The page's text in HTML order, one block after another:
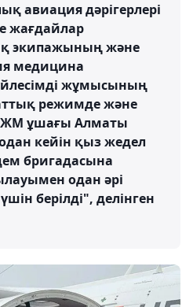
авиация дәрігерлері
жағдайлар
экипажының және
медицина
жұмысының
режимде және
ұшағы Алматы
кейін қыз жедел
бригадасына
одан әрі
берілді", делінген